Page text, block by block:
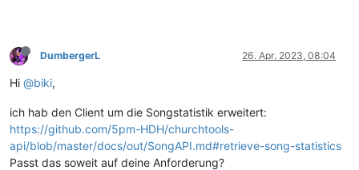
DumbergerL 26. Apr. 2023, 08:04
Hi @biki,
ich hab den Client um die Songstatistik erweitert:
https://github.com/5pm-HDH/churchtools-
api/blob/master/docs/out/SongAPI.md#retrieve-song-statistics
Passt das soweit auf deine Anforderung?